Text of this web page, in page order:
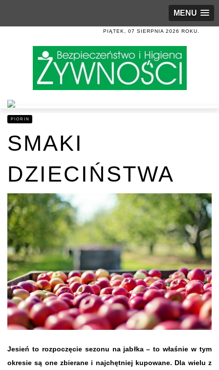
MENU
PIĄTEK, 07 SIERPNIA 2026 ROKU.
PIORIN
SMAKI
DZIECIŃSTWA
Jesień to rozpoczęcie sezonu na jabłka – to właśnie w tym
okresie są one zbierane i najchętniej kupowane. Dla wielu z